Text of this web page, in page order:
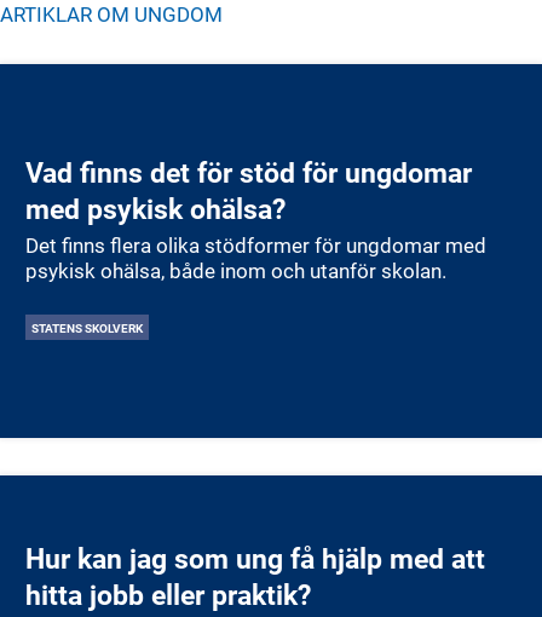
ARTIKLAR OM UNGDOM
Vad finns det för stöd för ungdomar
med psykisk ohälsa?
Det finns flera olika stödformer för ungdomar med
psykisk ohälsa, både inom och utanför skolan.
STATENS SKOLVERK
Hur kan jag som ung få hjälp med att
hitta jobb eller praktik?